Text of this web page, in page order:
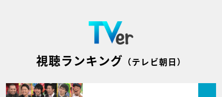
視聴ランキング （テレビ朝日）